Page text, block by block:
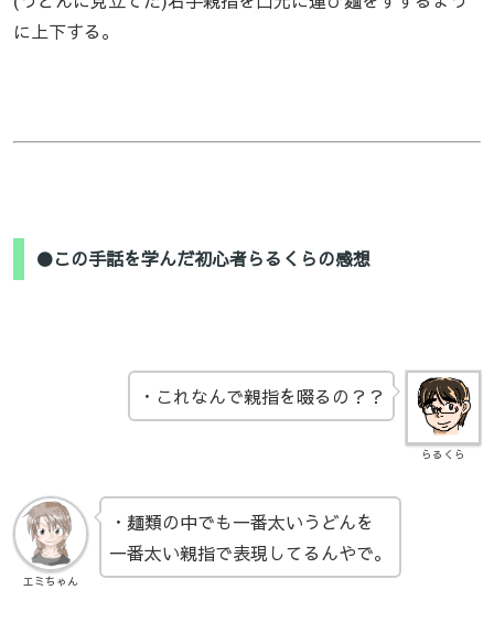
に上下する。
●この手話を学んだ初心者らるくらの感想
らるくら
・これなんで親指を啜るの？？
エミちゃん
・麺類の中でも一番太いうどんを
一番太い親指で表現してるんやで。